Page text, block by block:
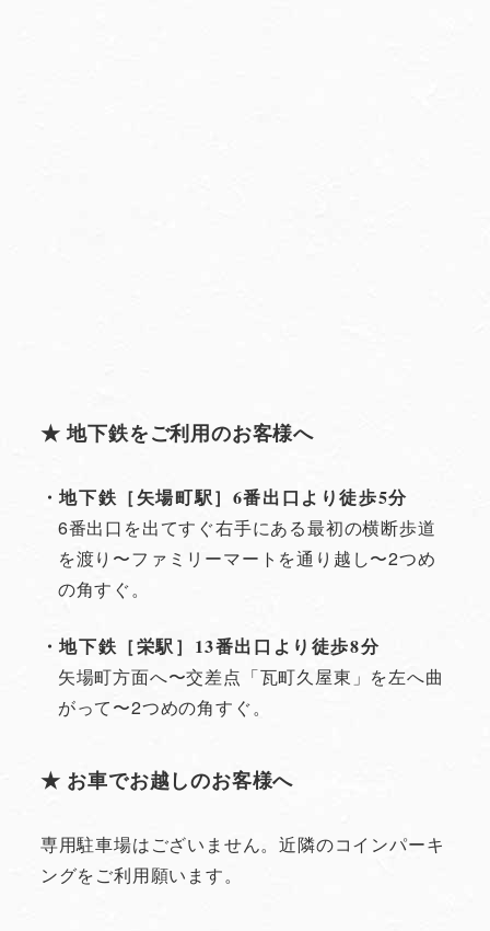
★ 地下鉄をご利用のお客様へ
・地下鉄［矢場町駅］6番出口より徒歩5分
6番出口を出てすぐ右手にある最初の横断歩道
を渡り〜ファミリーマートを通り越し〜2つめ
の角すぐ。
・地下鉄［栄駅］13番出口より徒歩8分
矢場町方面へ〜交差点「瓦町久屋東」を左へ曲
がって〜2つめの角すぐ。
★ お車でお越しのお客様へ
専用駐車場はございません。近隣のコインパーキ
ングをご利用願います。